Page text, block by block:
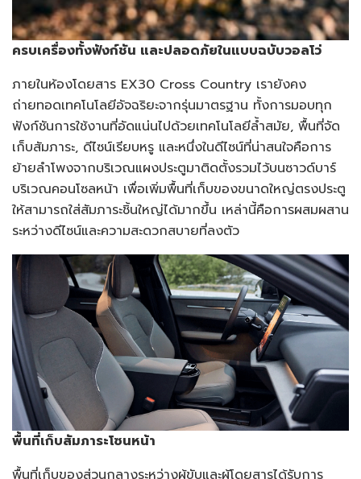
ครบเครื่องทั้งฟังก์ชัน และปลอดภัยในแบบฉบับวอลโว่
ภายในห้องโดยสาร EX30 Cross Country เรายังคง
ถ่ายทอดเทคโนโลยีอัจฉริยะจากรุ่นมาตรฐาน ทั้งการมอบทุก
ฟังก์ชันการใช้งานที่อัดแน่นไปด้วยเทคโนโลยีล้ำสมัย, พื้นที่จัด
เก็บสัมภาระ, ดีไซน์เรียบหรู และหนึ่งในดีไซน์ที่น่าสนใจคือการ
ย้ายลำโพงจากบริเวณแผงประตูมาติดตั้งรวมไว้บนซาวด์บาร์
บริเวณคอนโซลหน้า เพื่อเพิ่มพื้นที่เก็บของขนาดใหญ่ตรงประตู
ให้สามารถใส่สัมภาระชิ้นใหญ่ได้มากขึ้น เหล่านี้คือการผสมผสาน
ระหว่างดีไซน์และความสะดวกสบายที่ลงตัว
พื้นที่เก็บสัมภาระโซนหน้า
พื้นที่เก็บของส่วนกลางระหว่างผู้ขับและผู้โดยสารได้รับการ